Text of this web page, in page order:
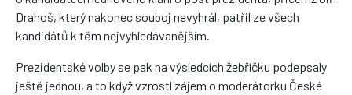
Drahoš, který nakonec souboj nevyhrál, patřil ze všech
kandidátů k těm nejvyhledávanějším.
Prezidentské volby se pak na výsledcích žebříčku podepsaly
ještě jednou, a to když vzrostl zájem o moderátorku České